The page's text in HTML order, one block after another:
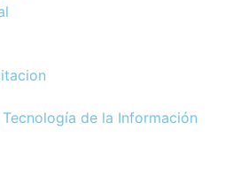
de la Información